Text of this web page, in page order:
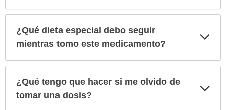
¿Qué dieta especial debo seguir
mientras tomo este medicamento?
¿Qué tengo que hacer si me olvido de
tomar una dosis?